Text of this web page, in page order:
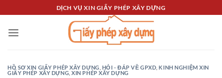
qua
nội
DỊCH VỤ XIN GIẤY PHÉP XÂY DỰNG
HỒ SƠ XIN GIẤY PHÉP XÂY DỰNG HỎI - ĐÁP VỀ GPXD KINH NGHIỆM XIN
GIẤY PHÉP XÂY DỰNG ,XIN PHÉP XÂY DỰNG